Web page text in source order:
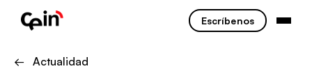
Escríbenos
← Actualidad